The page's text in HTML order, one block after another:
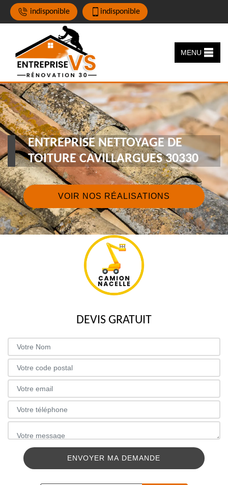
indisponible indisponible
MENU
ENTREPRISE NETTOYAGE DE
TOITURE CAVILLARGUES 30330
VOIR NOS RÉALISATIONS
DEVIS GRATUIT